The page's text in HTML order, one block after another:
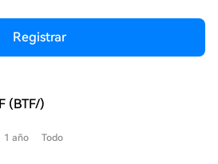
Registrar
(BTF/)
1 año Todo